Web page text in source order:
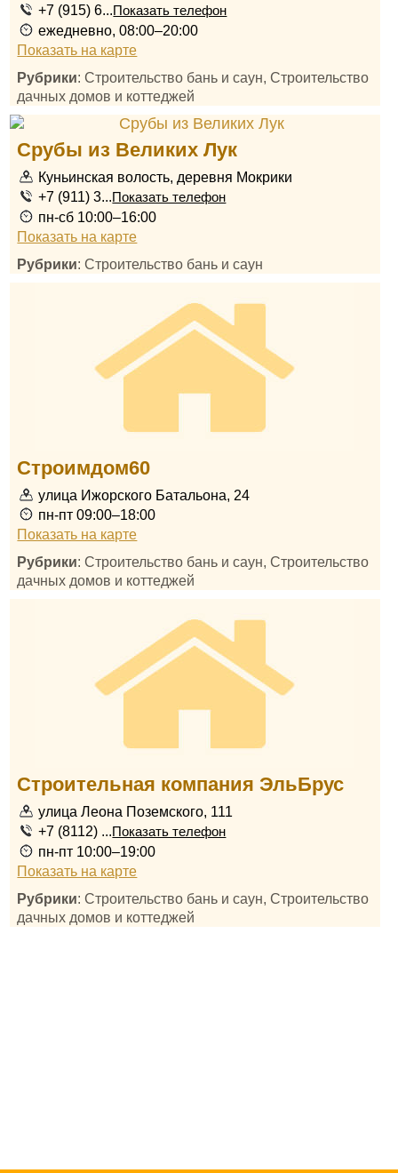
+7 (915) 6...Показать телефон
ежедневно, 08:00–20:00
Показать на карте
Рубрики: Строительство бань и саун, Строительство
дачных домов и коттеджей
Срубы из Великих Лук
Куньинская волость, деревня Мокрики
+7 (911) 3...Показать телефон
пн-сб 10:00–16:00
Показать на карте
Рубрики: Строительство бань и саун
Строимдом60
улица Ижорского Батальона, 24
пн-пт 09:00–18:00
Показать на карте
Рубрики: Строительство бань и саун, Строительство
дачных домов и коттеджей
Строительная компания ЭльБрус
улица Леона Поземского, 111
+7 (8112) ...Показать телефон
пн-пт 10:00–19:00
Показать на карте
Рубрики: Строительство бань и саун, Строительство
дачных домов и коттеджей